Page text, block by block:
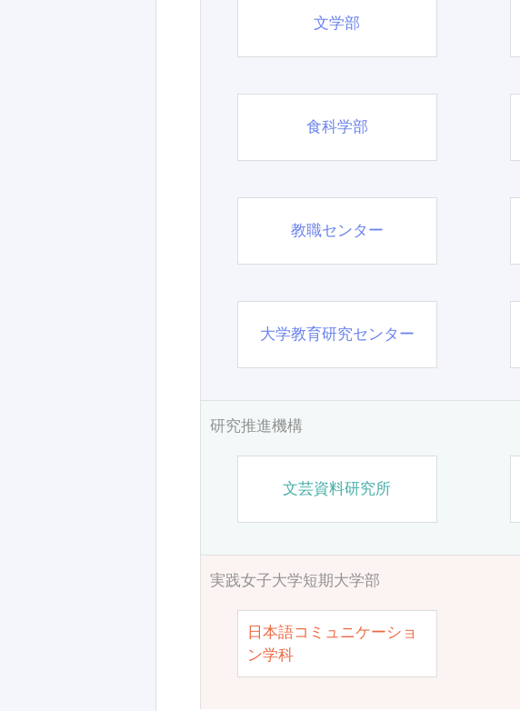
文学部
食科学部
教職センター
大学教育研究センター
研究推進機構
文芸資料研究所
実践女子大学短期大学部
日本語コミュニケーショ
ン学科